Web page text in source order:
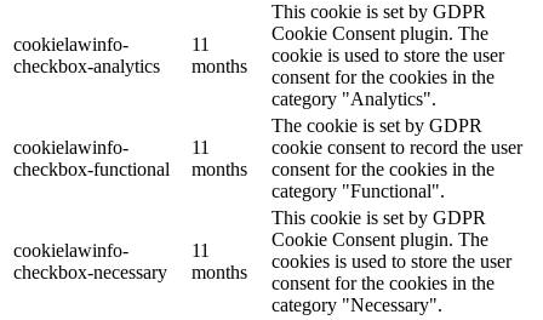
cookielawinfo-
checkbox-analytics
11
months
This cookie is set by GDPR
Cookie Consent plugin. The
cookie is used to store the user
consent for the cookies in the
category "Analytics".
cookielawinfo-
checkbox-functional
11
months
The cookie is set by GDPR
cookie consent to record the user
consent for the cookies in the
category "Functional".
cookielawinfo-
checkbox-necessary
11
months
This cookie is set by GDPR
Cookie Consent plugin. The
cookies is used to store the user
consent for the cookies in the
category "Necessary".